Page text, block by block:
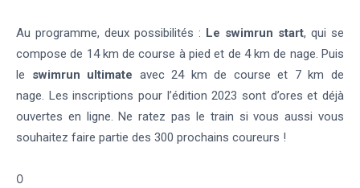
Au programme, deux possibilités : Le swimrun start, qui se
compose de 14 km de course à pied et de 4 km de nage. Puis
le swimrun ultimate avec 24 km de course et 7 km de
nage. Les inscriptions pour l’édition 2023 sont d’ores et déjà
ouvertes en ligne. Ne ratez pas le train si vous aussi vous
souhaitez faire partie des 300 prochains coureurs !
0